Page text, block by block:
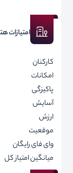
امتیازات
کارکنان
امکانات
پاکیزگی
آسایش
ارزش
موقعیت
وای فای رایگان
میانگین امتیاز کل